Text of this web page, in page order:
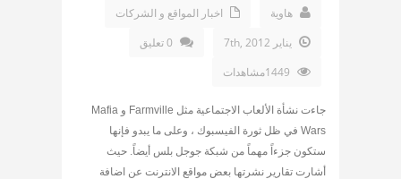
هاوية
اخبار المواقع و الشركات
يناير 7th, 2012
0 تعليق
جاءت نشأة الألعاب الاجتماعية مثل Farmville و Mafia
Wars في ظل ثورة الفيسبوك ، وعلى ما يبدو فإنها
ستكون جزءاً مهماً من شبكة جوجل بلس أيضاً. حيث
أشارت تقارير نشرتها بعض مواقع الانترنت عن اضافة